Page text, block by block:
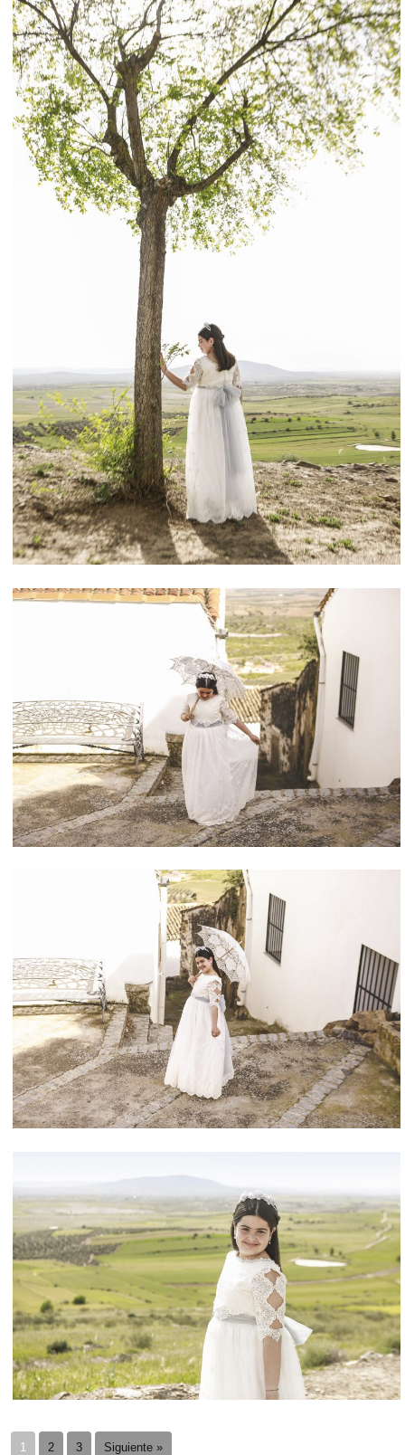
1 2 3 Siguiente »